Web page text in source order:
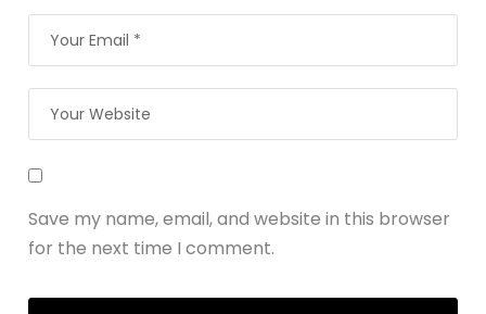
Save my name, email, and website in this browser
for the next time I comment.